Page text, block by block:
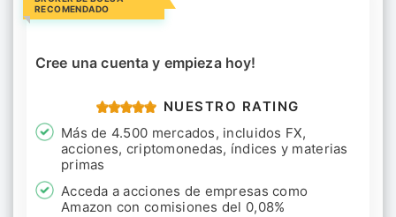
RECOMENDADO
Cree una cuenta y empieza hoy!
NUESTRO RATING
Más de 4.500 mercados, incluidos FX,
acciones, criptomonedas, índices y materias
primas
Acceda a acciones de empresas como
Amazon con comisiones del 0,08%